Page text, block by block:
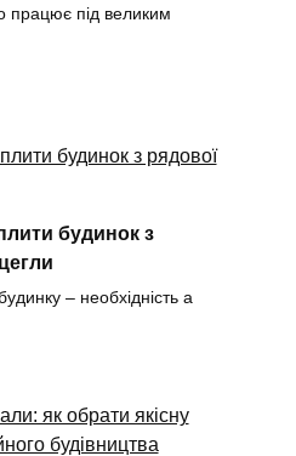
працює під великим
будинок з
– необхідність а